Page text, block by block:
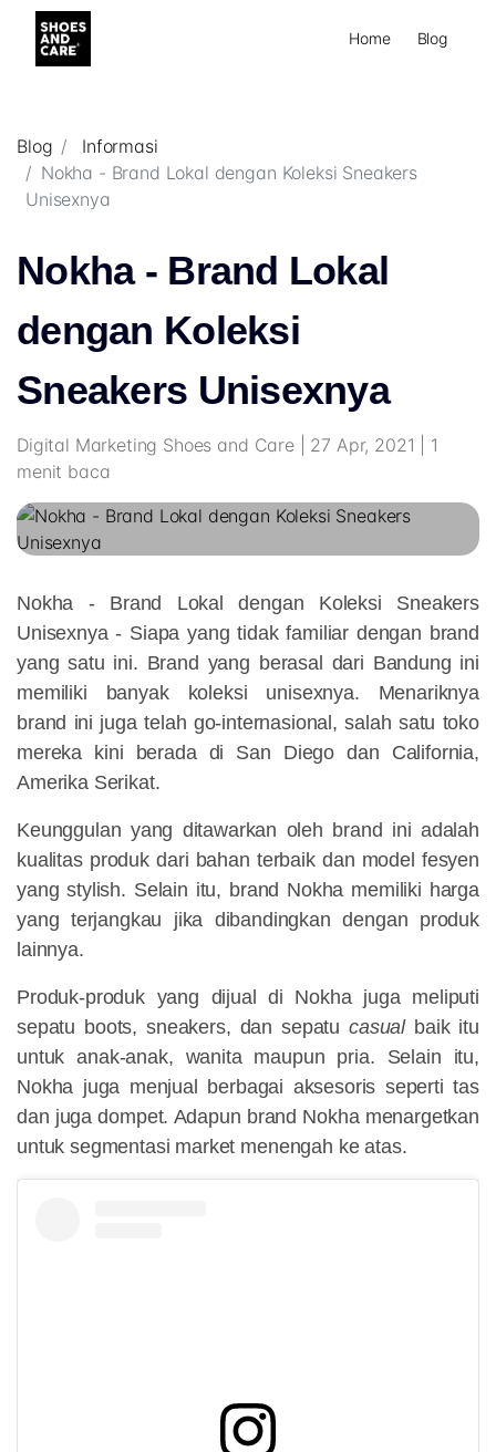
Home Blog
Blog
Informasi
Nokha - Brand Lokal dengan Koleksi Sneakers
Unisexnya
Nokha - Brand Lokal
dengan Koleksi
Sneakers Unisexnya
Digital Marketing Shoes and Care | 27 Apr, 2021 | 1
menit baca
Nokha - Brand Lokal dengan Koleksi Sneakers
Unisexnya - Siapa yang tidak familiar dengan brand
yang satu ini. Brand yang berasal dari Bandung ini
memiliki banyak koleksi unisexnya. Menariknya
brand ini juga telah go-internasional, salah satu toko
mereka kini berada di San Diego dan California,
Amerika Serikat.
Keunggulan yang ditawarkan oleh brand ini adalah
kualitas produk dari bahan terbaik dan model fesyen
yang stylish. Selain itu, brand Nokha memiliki harga
yang terjangkau jika dibandingkan dengan produk
lainnya.
Produk-produk yang dijual di Nokha juga meliputi
sepatu boots, sneakers, dan sepatucasualbaik itu
untuk anak-anak, wanita maupun pria. Selain itu,
Nokha juga menjual berbagai aksesoris seperti tas
dan juga dompet. Adapun brand Nokha menargetkan
untuk segmentasi market menengah ke atas.